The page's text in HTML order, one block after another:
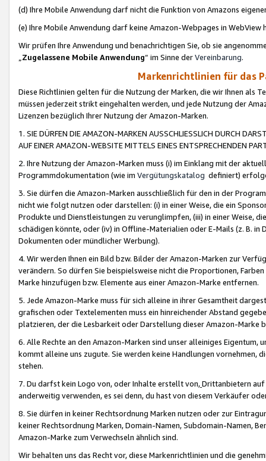
(d) Ihre Mobile Anwendung darf nicht die Funktion von Amazons
(e) Ihre Mobile Anwendung darf keine Amazon-Webpages in WebView
Wir prüfen Ihre Anwendung und benachrichtigen Sie, ob sie
„Zugelassene Mobile Anwendung“ im Sinne derVereinbarung.
Markenrichtlinien für das
Diese Richtlinien gelten für die Nutzung der Marken, die wir Ihnen als
müssen jederzeit strikt eingehalten werden, und jede Nutzung der
Lizenzen bezüglich Ihrer Nutzung der Amazon-Marken.
1. SIE DÜRFEN DIE AMAZON-MARKEN AUSSCHLIESSLICH DURCH
AUF EINER AMAZON-WEBSITE MITTELS EINES ENTSPRECHENDEN
2. Ihre Nutzung der Amazon-Marken muss (i) im Einklang mit der
Programmdokumentation (wie im Vergütungskatalog definiert)
3. Sie dürfen die Amazon-Marken ausschließlich für den in der
nicht wie folgt nutzen oder darstellen: (i) in einer Weise, die ein
Produkte und Dienstleistungen zu verunglimpfen, (iii) in einer Weise,
schädigen könnte, oder (iv) in Offline-Materialien oder E-Mails (z. B. in
Dokumenten oder mündlicher Werbung).
4. Wir werden Ihnen ein Bild bzw. Bilder der Amazon-Marken zur
verändern. So dürfen Sie beispielsweise nicht die Proportionen,
Marke hinzufügen bzw. Elemente aus einer Amazon-Marke entfernen.
5. Jede Amazon-Marke muss für sich alleine in ihrer Gesamtheit
grafischen oder Textelementen muss ein hinreichender Abstand
platzieren, der die Lesbarkeit oder Darstellung dieser Amazon-Marke
6. Alle Rechte an den Amazon-Marken sind unser alleiniges
kommt alleine uns zugute. Sie werden keine Handlungen vornehmen,
stehen.
7. Du darfst kein Logo von, oder Inhalte erstellt von,Drittanbietern auf
anderweitig verwenden, es sei denn, du hast von diesem Verkäufer
8. Sie dürfen in keiner Rechtsordnung Marken nutzen oder zur
keiner Rechtsordnung Marken, Domain-Namen, Subdomain-Namen,
Amazon-Marke zum Verwechseln ähnlich sind.
Wir behalten uns das Recht vor, diese Markenrichtlinien und die